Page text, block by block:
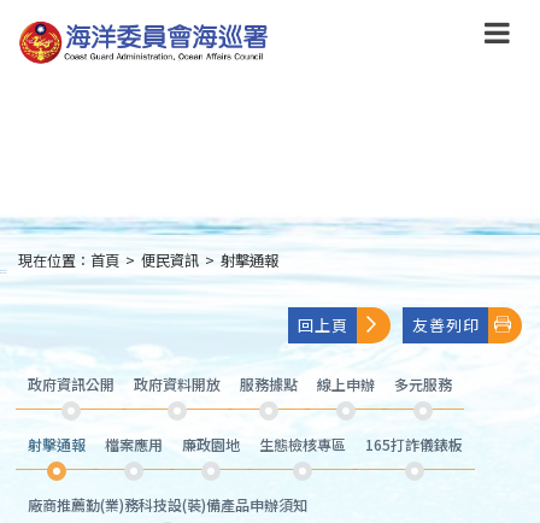
到
主
:::
現在位置： 首頁 > 便民資訊 > 射擊通報
回上頁 友善列印
政府資訊公開 政府資料開放 服務據點 線上申辦 多元服務
射擊通報 檔案應用 廉政園地 生態檢核專區 165打詐儀錶板
廠商推薦勤(業)務科技設(裝)備產品申辦須知